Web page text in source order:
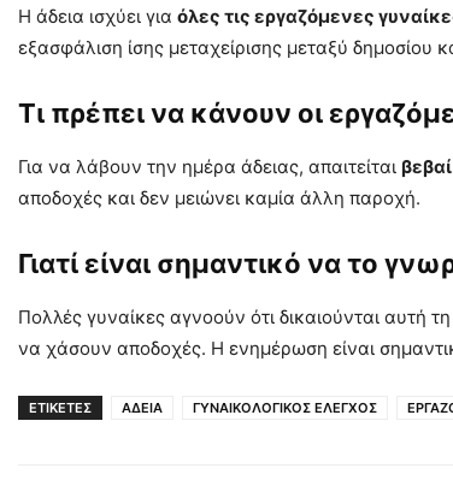
Η άδεια ισχύει για όλες τις εργαζόμενες
εξασφάλιση ίσης μεταχείρισης μεταξύ δημοσίου
Τι πρέπει να κάνουν οι
Για να λάβουν την ημέρα άδειας, απαιτείται
αποδοχές και δεν μειώνει καμία άλλη παροχή.
Γιατί είναι σημαντικό να το
Πολλές γυναίκες αγνοούν ότι δικαιούνται αυτή
να χάσουν αποδοχές. Η ενημέρωση είναι
ΕΤΙΚΕΤΕΣ ΑΔΕΙΑ ΓΥΝΑΙΚΟΛΟΓΙΚΟΣ ΕΛΕΓΧΟΣ